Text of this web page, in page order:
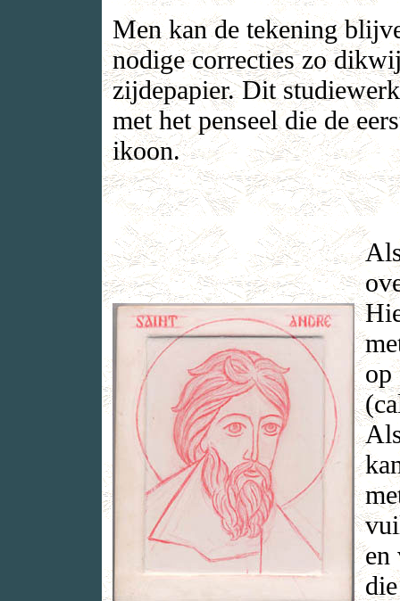
Men kan de tekening
nodige correcties zo
zijdepapier. Dit
met het penseel die de
ikoon.
op
en